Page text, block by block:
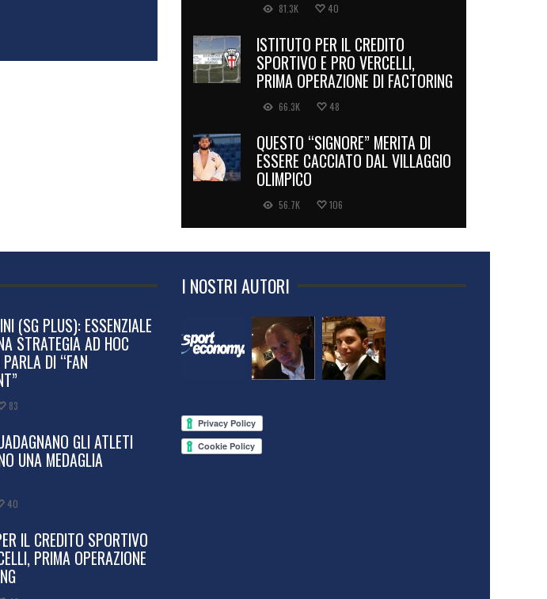
81.3K 40
ISTITUTO PER IL CREDITO
SPORTIVO E PRO VERCELLI,
PRIMA OPERAZIONE DI FACTORING
66.3K 48
QUESTO “SIGNORE” MERITA DI
ESSERE CACCIATO DAL VILLAGGIO
OLIMPICO
56.7K 106
(SG PLUS): ESSENZIALE
STRATEGIA AD HOC
DI “FAN
83
GLI ATLETI
UNA MEDAGLIA
40
IL CREDITO SPORTIVO
PRIMA OPERAZIONE
I NOSTRI AUTORI